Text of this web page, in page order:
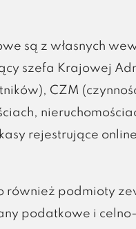
są z własnych
szefa Krajowej
CZM
rejestrujące
również podmioty
podatkowe i